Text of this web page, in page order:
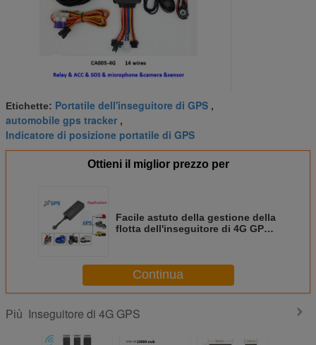
Etichette: Portatile dell'inseguitore di GPS ,
automobile gps tracker ,
Indicatore di posizione portatile di GPS
Ottieni il miglior prezzo per
Facile astuto della gestione della
flotta dell'inseguitore di 4G GPS
Continua
Più Inseguitore di 4G GPS